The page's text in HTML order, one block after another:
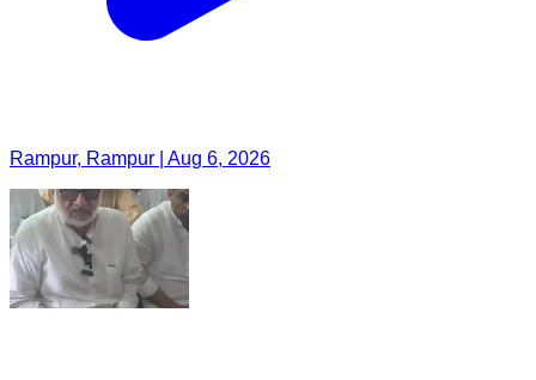
Rampur, Rampur | Aug 6, 2026